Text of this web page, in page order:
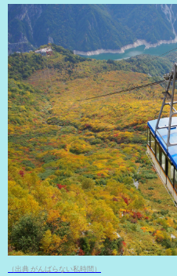
（出典 がんばらない私時間）